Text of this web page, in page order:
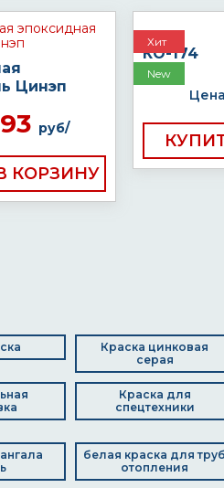
Цинэп
руб/
Хит
New
КО-174
Краска цинковая
серая
Краска для
спецтехники
белая краска для труб
отопления